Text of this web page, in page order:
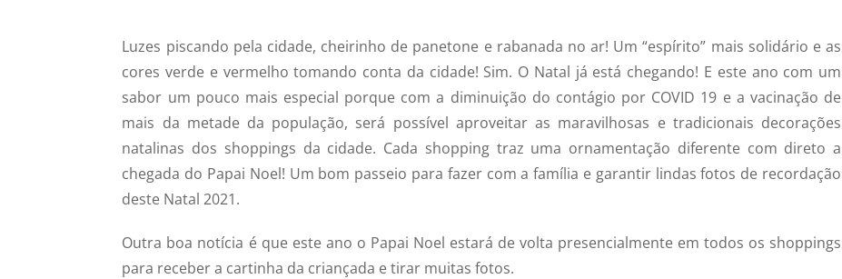
Luzes piscando pela cidade, cheirinho de panetone e rabanada no ar! Um “espírito” mais solidário e as
cores verde e vermelho tomando conta da cidade! Sim. O Natal já está chegando! E este ano com um
sabor um pouco mais especial porque com a diminuição do contágio por COVID 19 e a vacinação de
mais da metade da população, será possível aproveitar as maravilhosas e tradicionais decorações
natalinas dos shoppings da cidade. Cada shopping traz uma ornamentação diferente com direto a
chegada do Papai Noel! Um bom passeio para fazer com a família e garantir lindas fotos de recordação
deste Natal 2021.
Outra boa notícia é que este ano o Papai Noel estará de volta presencialmente em todos os shoppings
para receber a cartinha da criançada e tirar muitas fotos.